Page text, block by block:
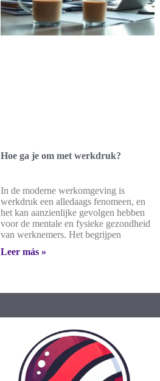
Hoe ga je om met werkdruk?
In de moderne werkomgeving is
werkdruk een alledaags fenomeen, en
het kan aanzienlijke gevolgen hebben
voor de mentale en fysieke gezondheid
van werknemers. Het begrijpen
Leer más »